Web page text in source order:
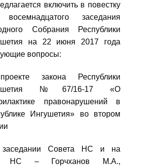
включить в повестку
заседания
Собрания Республики
на 22 июня 2017 года
вопросы:
закона Республики
№67/16-17 «О
правонарушений в
Ингушетия» во втором
заседании Совета НС и на
НС – Горчханов М.А.,